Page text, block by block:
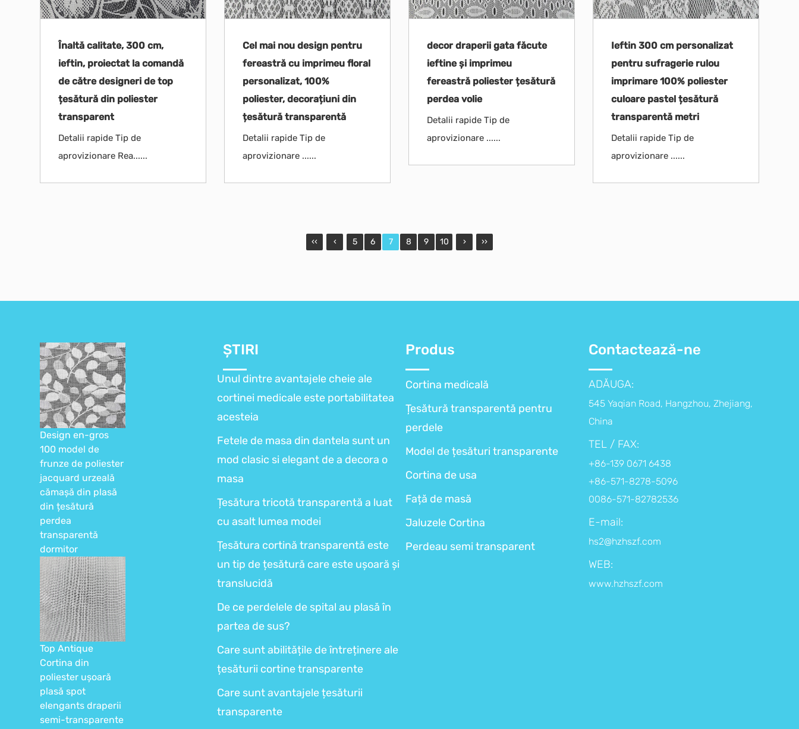
Înaltă calitate, 300 cm,
ieftin, proiectat la comandă
de către designeri de top
țesătură din poliester
transparent
Detalii rapide Tip de
aprovizionare Rea......
Cel mai nou design pentru
fereastră cu imprimeu floral
personalizat, 100%
poliester, decorațiuni din
țesătură transparentă
Detalii rapide Tip de
aprovizionare ......
decor draperii gata făcute
ieftine și imprimeu
fereastră poliester țesătură
perdea volie
Detalii rapide Tip de
aprovizionare ......
Ieftin 300 cm personalizat
pentru sufragerie rulou
imprimare 100% poliester
culoare pastel țesătură
transparentă metri
Detalii rapide Tip de
aprovizionare ......
‹‹ ‹ 5 6 7 8 9 10 › ››
Design en-gros
100 model de
frunze de poliester
jacquard urzeală
cămașă din plasă
din țesătură
perdea
transparentă
dormitor
Top Antique
Cortina din
poliester ușoară
plasă spot
elengants draperii
semi-transparente
ȘTIRI
Unul dintre avantajele cheie ale
cortinei medicale este portabilitatea
acesteia
Fetele de masa din dantela sunt un
mod clasic si elegant de a decora o
masa
Țesătura tricotă transparentă a luat
cu asalt lumea modei
Țesătura cortină transparentă este
un tip de țesătură care este ușoară și
translucidă
De ce perdelele de spital au plasă în
partea de sus?
Care sunt abilitățile de întreținere ale
țesăturii cortine transparente
Care sunt avantajele țesăturii
transparente
Produs
Cortina medicală
Țesătură transparentă pentru
perdele
Model de țesături transparente
Cortina de usa
Față de masă
Jaluzele Cortina
Perdeau semi transparent
Contactează-ne
ADĂUGA:
545 Yaqian Road, Hangzhou, Zhejiang,
China
TEL / FAX:
+86-139 0671 6438
+86-571-8278-5096
0086-571-82782536
E-mail:
hs2@hzhszf.com
WEB:
www.hzhszf.com